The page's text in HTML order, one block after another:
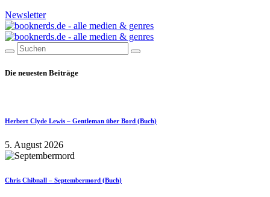
Newsletter
Die neuesten Beiträge
Herbert Clyde Lewis – Gentleman über Bord (Buch)
5. August 2026
Chris Chibnall – Septembermord (Buch)